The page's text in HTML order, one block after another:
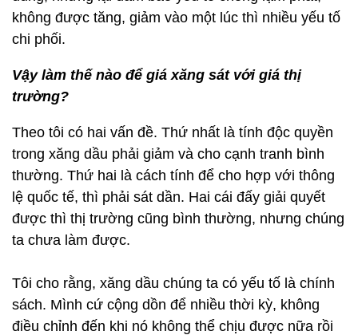
không được tăng, giảm vào một lúc thì nhiều yếu tố
chi phối.
Vậy làm thế nào để giá xăng sát với giá thị
trường?
Theo tôi có hai vấn đề. Thứ nhất là tính độc quyền
trong xăng dầu phải giảm và cho cạnh tranh bình
thường. Thứ hai là cách tính để cho hợp với thông
lệ quốc tế, thì phải sát dần. Hai cái đấy giải quyết
được thì thị trường cũng bình thường, nhưng chúng
ta chưa làm được.
Tôi cho rằng, xăng dầu chúng ta có yếu tố là chính
sách. Mình cứ cộng dồn để nhiều thời kỳ, không
điều chỉnh đến khi nó không thể chịu được nữa rồi